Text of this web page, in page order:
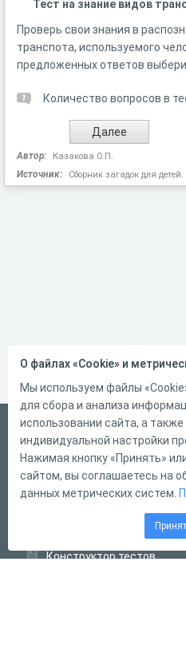
Тест на знание видов
Проверь свои знания в
транспота, используемого
предложенных ответов
Количество вопросов в
Автор: Казакова О.П.
Источник: Сборник загадок для детей.
Русский
Справка
Форма обратной связи
Конструктор тестов
О файлах «Cookie» и
Мы используем файлы
для сбора и анализа
использовании сайта, а
индивидуальной настройки
Нажимая кнопку «Принять»
сайтом, вы соглашаетесь на
данных метрических систем.